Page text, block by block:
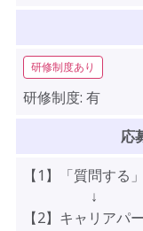
研修制度あり
研修制度: 有
応
【1】「質問する
↓
【2】キャリアパ